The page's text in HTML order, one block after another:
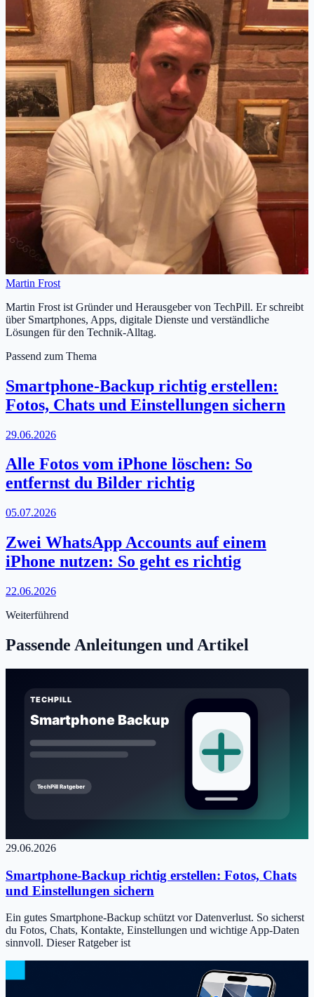
Martin Frost
Martin Frost ist Gründer und Herausgeber von TechPill. Er schreibt
über Smartphones, Apps, digitale Dienste und verständliche
Lösungen für den Technik-Alltag.
Passend zum Thema
Smartphone-Backup richtig erstellen:
Fotos, Chats und Einstellungen sichern
29.06.2026
Alle Fotos vom iPhone löschen: So
entfernst du Bilder richtig
05.07.2026
Zwei WhatsApp Accounts auf einem
iPhone nutzen: So geht es richtig
22.06.2026
Weiterführend
Passende Anleitungen und Artikel
29.06.2026
Smartphone-Backup richtig erstellen: Fotos, Chats
und Einstellungen sichern
Ein gutes Smartphone-Backup schützt vor Datenverlust. So sicherst
du Fotos, Chats, Kontakte, Einstellungen und wichtige App-Daten
sinnvoll. Dieser Ratgeber ist